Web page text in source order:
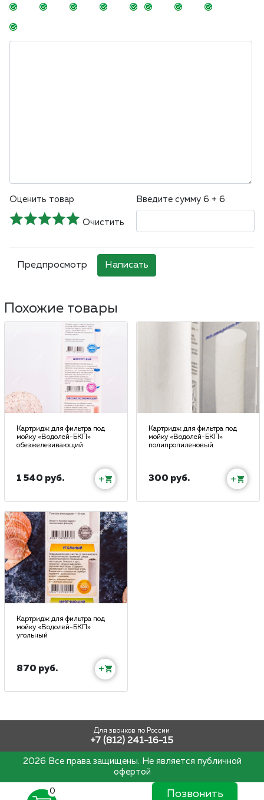
-
-
-
Оценить товар
Очистить
Введите сумму 6 + 6
Похожие товары
Картридж для фильтра под
мойку «Водолей-БКП»
обезжелезивающий
1 540 руб. +
Картридж для фильтра под
мойку «Водолей-БКП»
полипропиленовый
300 руб. +
Картридж для фильтра под
мойку «Водолей-БКП»
угольный
870 руб. +
Для звонков по России
+7 (812) 241-16-15
2026 Все права защищены. Не является публичной
офертой
Позвонить
0